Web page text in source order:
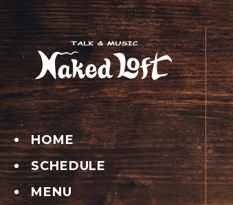
HOME
SCHEDULE
MENU